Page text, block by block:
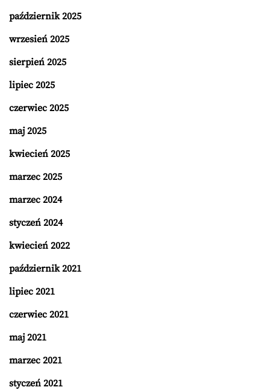
październik 2025
wrzesień 2025
sierpień 2025
lipiec 2025
czerwiec 2025
maj 2025
kwiecień 2025
marzec 2025
marzec 2024
styczeń 2024
kwiecień 2022
październik 2021
lipiec 2021
czerwiec 2021
maj 2021
marzec 2021
styczeń 2021